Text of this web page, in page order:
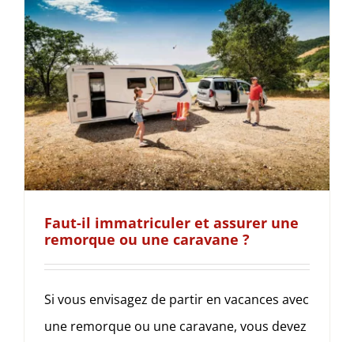
Faut-il immatriculer et assurer une
remorque ou une caravane ?
Si vous envisagez de partir en vacances avec
une remorque ou une caravane, vous devez